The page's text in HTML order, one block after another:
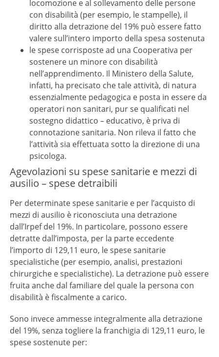
locomozione e al sollevamento delle persone
con disabilità (per esempio, le stampelle), il
diritto alla detrazione del 19% può essere fatto
valere sull’intero importo della spesa sostenuta
le spese corrisposte ad una Cooperativa per
sostenere un minore con disabilità
nell’apprendimento. Il Ministero della Salute,
infatti, ha precisato che tale attività, di natura
essenzialmente pedagogica e posta in essere da
operatori non sanitari, pur se qualificati nel
sostegno didattico – educativo, è priva di
connotazione sanitaria. Non rileva il fatto che
l’attività sia effettuata sotto la direzione di una
psicologa.
Agevolazioni su spese sanitarie e mezzi di
ausilio – spese detraibili
Per determinate spese sanitarie e per l’acquisto di
mezzi di ausilio è riconosciuta una detrazione
dall’Irpef del 19%. In particolare, possono essere
detratte dall’imposta, per la parte eccedente
l’importo di 129,11 euro, le spese sanitarie
specialistiche (per esempio, analisi, prestazioni
chirurgiche e specialistiche). La detrazione può essere
fruita anche dal familiare del quale la persona con
disabilità è fiscalmente a carico.
Sono invece ammesse integralmente alla detrazione
del 19%, senza togliere la franchigia di 129,11 euro, le
spese sostenute per: